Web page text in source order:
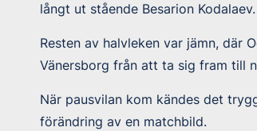
långt ut stående Besarion Kodalaev.
Resten av halvleken var jämn, där
Vänersborg från att ta sig fram till
När pausvilan kom kändes det
förändring av en matchbild.